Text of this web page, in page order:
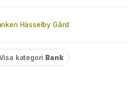
Hässelby Gård
kategori Bank